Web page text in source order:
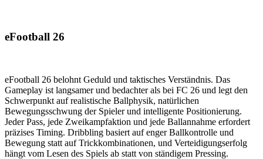
eFootball 26
eFootball 26 belohnt Geduld und taktisches Verständnis. Das
Gameplay ist langsamer und bedachter als bei FC 26 und legt den
Schwerpunkt auf realistische Ballphysik, natürlichen
Bewegungsschwung der Spieler und intelligente Positionierung.
Jeder Pass, jede Zweikampfaktion und jede Ballannahme erfordert
präzises Timing. Dribbling basiert auf enger Ballkontrolle und
Bewegung statt auf Trickkombinationen, und Verteidigungserfolg
hängt vom Lesen des Spiels ab statt von ständigem Pressing.